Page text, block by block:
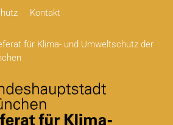
Kontakt
für Klima- und Umweltschutz der